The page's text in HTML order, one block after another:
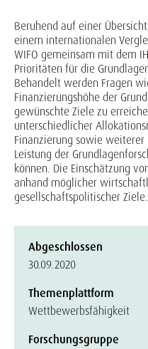
Beruhend auf einer
einem internationalen
WIFO gemeinsam mit dem
Prioritäten für die
Behandelt werden Fragen
Finanzierungshöhe der
gewünschte Ziele zu
unterschiedlicher
Finanzierung sowie
Leistung der
können. Die Einschätzung
anhand möglicher
gesellschaftspolitischer Ziele.
Abgeschlossen
30.09.2020
Themenplattform
Wettbewerbsfähigkeit
Forschungsgruppe